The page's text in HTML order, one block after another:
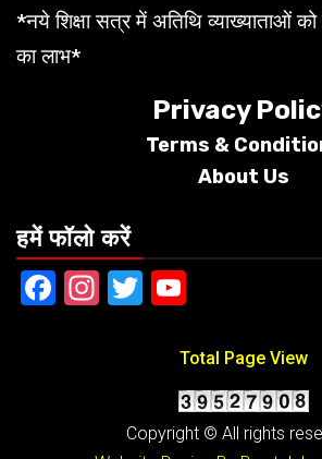
*नये शिक्षा सत्र में अतिथि व्याख्याताओं
का लाभ*
Privacy
Terms &
About Us
हमें फॉलो करें
Facebook
Instagram
Twitter
Total Page View
Copyright © All rights